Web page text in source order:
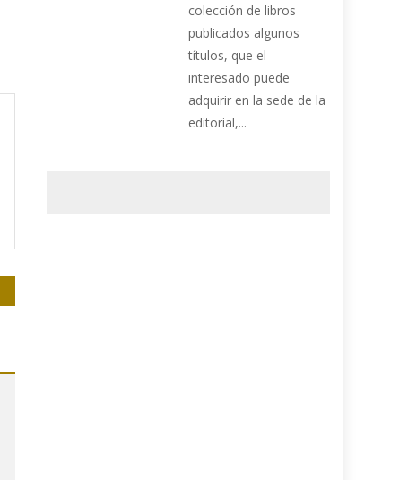
colección de libros
publicados algunos
títulos, que el
interesado puede
adquirir en la sede de la
editorial,...